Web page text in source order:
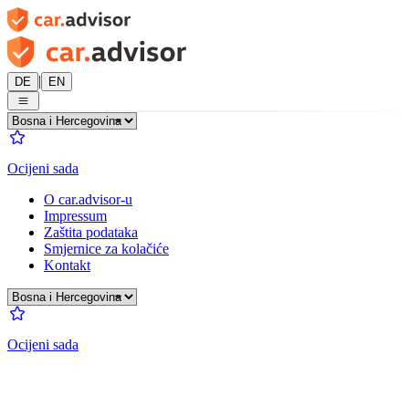
DE | EN
Ocijeni sada
O car.advisor-u
Impressum
Zaštita podataka
Smjernice za kolačiće
Kontakt
Ocijeni sada